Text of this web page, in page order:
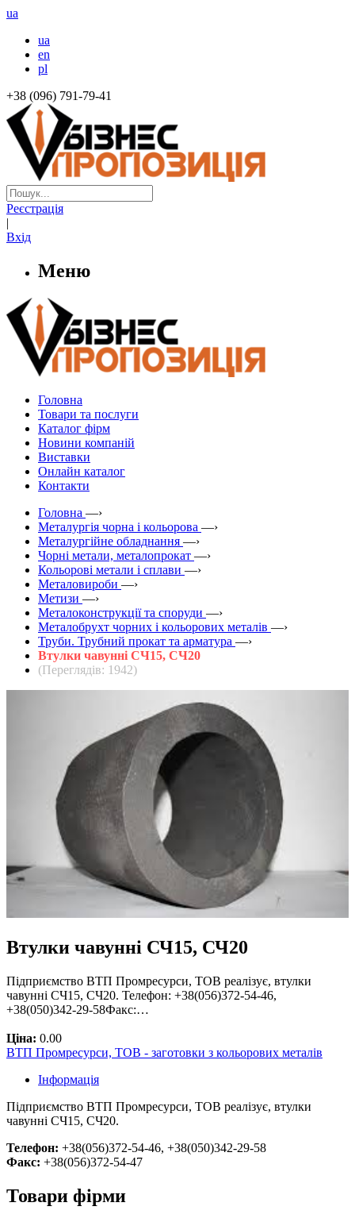
ua
ua
en
pl
+38 (096) 791-79-41
Реєстрація
|
Вхід
Меню
Головна
Товари та послуги
Каталог фірм
Новини компаній
Виставки
Онлайн каталог
Контакти
Головна —›
Металургія чорна і кольорова —›
Металургійне обладнання —›
Чорні метали, металопрокат —›
Кольорові метали і сплави —›
Металовироби —›
Метизи —›
Металоконструкції та споруди —›
Металобрухт чорних і кольорових металів —›
Труби. Трубний прокат та арматура —›
Втулки чавунні СЧ15, СЧ20
(Переглядів: 1942)
Втулки чавунні СЧ15, СЧ20
Підприємство ВТП Промресурси, ТОВ реалізує, втулки
чавунні СЧ15, СЧ20. Телефон: +38(056)372-54-46,
+38(050)342-29-58Факс:…
Ціна: 0.00
ВТП Промресурси, ТОВ - заготовки з кольорових металів
Інформація
Підприємство ВТП Промресурси, ТОВ реалізує, втулки
чавунні СЧ15, СЧ20.
Телефон: +38(056)372-54-46, +38(050)342-29-58
Факс: +38(056)372-54-47
Товари фірми